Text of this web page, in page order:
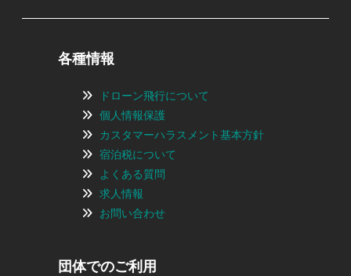
各種情報
ドローン飛行について
個人情報保護
カスタマーハラスメント基本方針
宿泊税について
よくある質問
求人情報
お問い合わせ
団体でのご利用